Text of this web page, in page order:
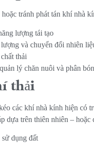
tránh phát tán khí nhà
lượng tái tạo
và chuyển đổi nhiên
thải
lý chăn nuôi và phân
thải
các khí nhà kính hiện có
dựa trên thiên nhiên –
dụng đất